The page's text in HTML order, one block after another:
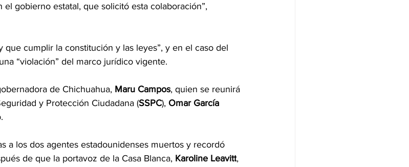
el gobierno estatal, que solicitó esta colaboración”,
que cumplir la constitución y las leyes”, y en el caso del
“violación” del marco jurídico vigente.
de Chichuahua, Maru Campos, quien se reunirá
y Protección Ciudadana (SSPC), Omar García
a los dos agentes estadounidenses muertos y recordó
de que la portavoz de la Casa Blanca, Karoline Leavitt,